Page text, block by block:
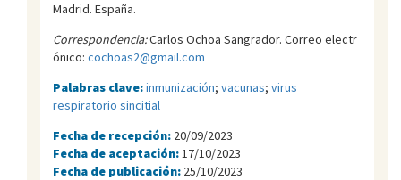
Madrid. España.
Correspondencia:Carlos Ochoa Sangrador. Correo electr
ónico: cochoas2@gmail.com
Palabras clave:inmunización; vacunas; virus
respiratorio sincitial
Fecha de recepción: 20/09/2023
Fecha de aceptación: 17/10/2023
Fecha de publicación: 25/10/2023